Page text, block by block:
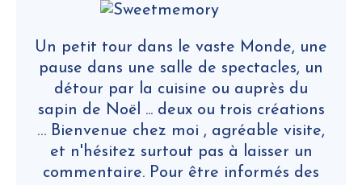
Un petit tour dans le vaste Monde, une
pause dans une salle de spectacles, un
détour par la cuisine ou auprès du
sapin de Noël ... deux ou trois créations
… Bienvenue chez moi , agréable visite,
et n'hésitez surtout pas à laisser un
commentaire. Pour être informés des